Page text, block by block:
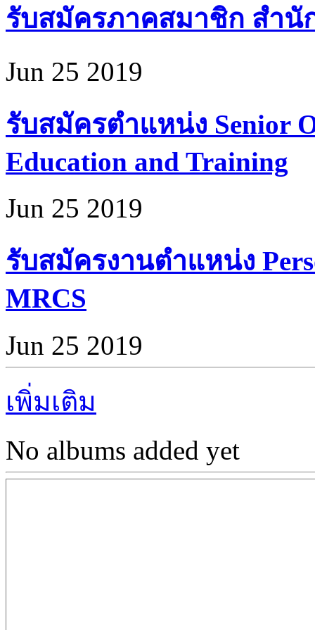
รับสมัครภาคสมาชิก สำนั
Jun 25 2019
รับสมัครตำแหน่ง Senior
Education and Training
Jun 25 2019
รับสมัครงานตำแหน่ง
MRCS
Jun 25 2019
เพิ่มเติม
No albums added yet